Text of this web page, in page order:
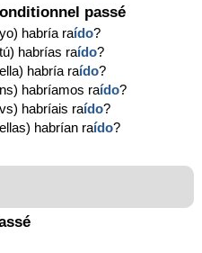
passé
habría raído?
habrías raído?
habría raído?
habríamos raído?
habríais raído?
habrían raído?